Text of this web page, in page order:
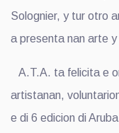
Solognier, y tur otro
a presenta nan arte
A.T.A. ta felicita e
artistanan,
e di 6 edicion di